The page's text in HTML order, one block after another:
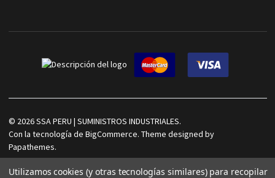
© 2026SSA PERU | SUMINISTROS INDUSTRIALES.
Con la tecnología de BigCommerce. Theme designed by
Papathemes.
Utilizamos cookies (y otras tecnologías similares) para recopilar